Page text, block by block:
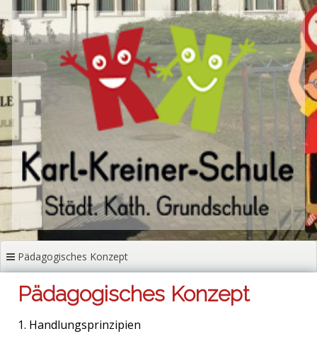
Inhalt
springen
Pädagogisches Konzept
Pädagogisches Konzept
1. Handlungsprinzipien